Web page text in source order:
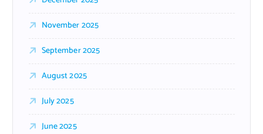
November 2025
September 2025
August 2025
July 2025
June 2025